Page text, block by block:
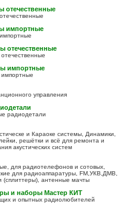
отечественные
импортные
отечественные
импортные
импортные
управления
радиодетали
и Караоке системы, Динамики,
решётки и всё для ремонта и
акустических систем
для радиотелефонов и сотовых,
для радиоаппаратуры, FM,УКВ,ДМВ,
(сплиттеры), антенные мачты
и наборы Мастер КИТ
и опытных радиолюбителей